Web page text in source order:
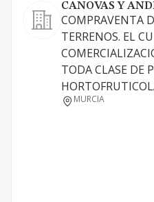
CANOVAS Y
COMPRAVENTA
TERRENOS. EL
TODA CLASE DE
MURCIA